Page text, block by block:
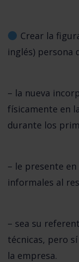
Crear la
inglés) persona
– la nueva
físicamente en
durante los
– le presente
informales al
– sea su
técnicas, pero
la empresa.